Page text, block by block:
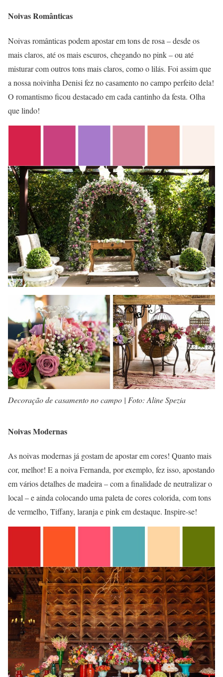
Noivas Românticas
Noivas românticas podem apostar em tons de rosa – desde os
mais claros, até os mais escuros, chegando no pink – ou até
misturar com outros tons mais claros, como o lilás. Foi assim que
a nossa noivinha Denisi fez no casamento no campo perfeito dela!
O romantismo ficou destacado em cada cantinho da festa. Olha
que lindo!
Decoração de casamento no campo | Foto: Aline Spezia
Noivas Modernas
As noivas modernas já gostam de apostar em cores! Quanto mais
cor, melhor! E a noiva Fernanda, por exemplo, fez isso, apostando
em vários detalhes de madeira – com a finalidade de neutralizar o
local – e ainda colocando uma paleta de cores colorida, com tons
de vermelho, Tiffany, laranja e pink em destaque. Inspire-se!